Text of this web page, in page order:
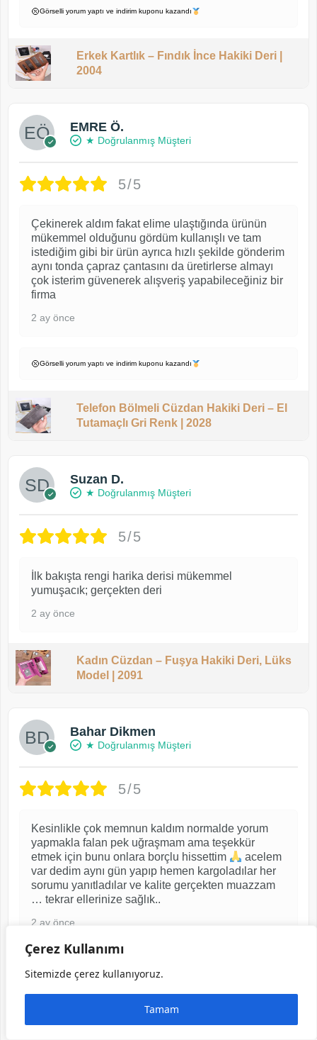
Çerez Kullanımı
Sitemizde çerez kullanıyoruz.
Tamam
Görselli yorum yaptı ve indirim kuponu kazandı
Erkek Kartlık – Fındık İnce Hakiki Deri |
2004
EMRE Ö.
★ Doğrulanmış Müşteri
5/5
Çekinerek aldım fakat elime ulaştığında ürünün
mükemmel olduğunu gördüm kullanışlı ve tam
istediğim gibi bir ürün ayrıca hızlı şekilde gönderim
aynı tonda çapraz çantasını da üretirlerse almayı
çok isterim güvenerek alışveriş yapabileceğiniz bir
firma
2 ay önce
Görselli yorum yaptı ve indirim kuponu kazandı
Telefon Bölmeli Cüzdan Hakiki Deri – El
Tutamaçlı Gri Renk | 2028
Suzan D.
★ Doğrulanmış Müşteri
5/5
İlk bakışta rengi harika derisi mükemmel
yumuşacık; gerçekten deri
2 ay önce
Kadın Cüzdan – Fuşya Hakiki Deri, Lüks
Model | 2091
Bahar Dikmen
★ Doğrulanmış Müşteri
5/5
Kesinlikle çok memnun kaldım normalde yorum
yapmakla falan pek uğraşmam ama teşekkür
etmek için bunu onlara borçlu hissettim
acelem
var dedim aynı gün yapıp hemen kargoladılar her
sorumu yanıtladılar ve kalite gerçekten muazzam
… tekrar ellerinize sağlık..
2 ay önce
Görselli yorum yaptı ve indirim kuponu kazandı
Fındık Hakiki Deri, Telefon Bölmeli Büyük
Fermuarlı Cüzdan | 2040